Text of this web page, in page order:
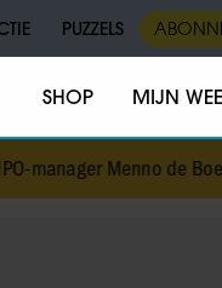
PUZZELS
SHOP MIJN
de Boer geschorst